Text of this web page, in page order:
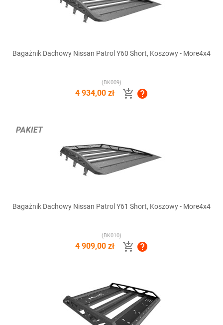
Bagażnik Dachowy Nissan Patrol Y60 Short, Koszowy - More4x4
(BK009)
4 934,00 zł  
Bagażnik Dachowy Nissan Patrol Y61 Short, Koszowy - More4x4
(BK010)
4 909,00 zł  
PAKIET